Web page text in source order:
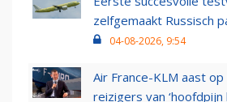
zelfgemaakt Russisch
04-08-2026, 9:54
Air France-KLM aast
reizigers van ‘hoofdpijn